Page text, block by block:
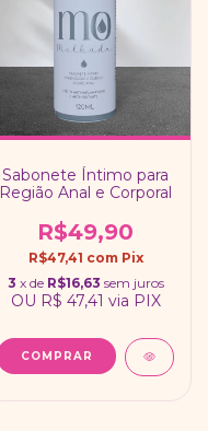
Sabonete Íntimo para
Região Anal e Corporal
R$49,90
R$47,41 com Pix
3 x de R$16,63 sem juros
OU R$ 47,41 via PIX